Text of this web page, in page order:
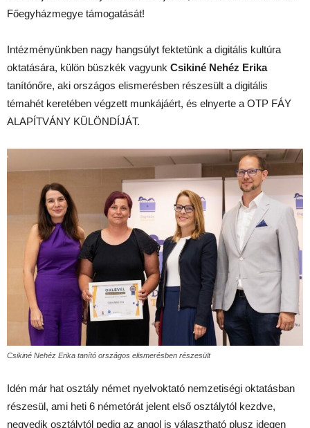
Főegyházmegye támogatását!
Intézményünkben nagy hangsúlyt fektetünk a digitális kultúra
oktatására, külön büszkék vagyunk Csikiné Nehéz Erika
tanítónőre, aki országos elismerésben részesült a digitális
témahét keretében végzett munkájáért, és elnyerte a OTP FÁY
ALAPÍTVÁNY KÜLÖNDÍJÁT.
Csikiné Nehéz Erika tanító országos elismerésben részesült
Idén már hat osztály német nyelvoktató nemzetiségi oktatásban
részesül, ami heti 6 németórát jelent első osztálytól kezdve,
negyedik osztálytól pedig az angol is választható plusz idegen